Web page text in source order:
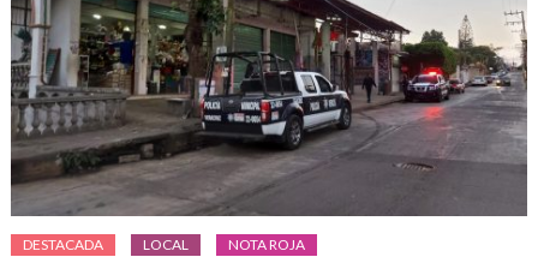
DESTACADA LOCAL NOTA ROJA